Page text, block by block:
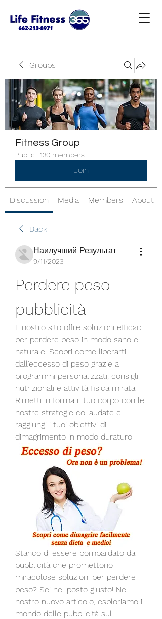
Groups
Fitness Group
Public · 130 members
Join
Discussion Media Members About
Back
Наилучший Результат
9/11/2023
Perdere peso
pubblicità
Il nostro sito offre soluzioni efficaci
per perdere peso in modo sano e
naturale. Scopri come liberarti
dall'eccesso di peso grazie a
programmi personalizzati, consigli
nutrizionali e attività fisica mirata.
Rimetti in forma il tuo corpo con le
nostre strategie collaudate e
raggiungi i tuoi obiettivi di
dimagrimento in modo duraturo.
Stanco di essere bombardato da
pubblicità che promettono
miracolose soluzioni per perdere
peso? Sei nel posto giusto! Nel
nostro nuovo articolo, esploriamo il
mondo delle pubblicità sul